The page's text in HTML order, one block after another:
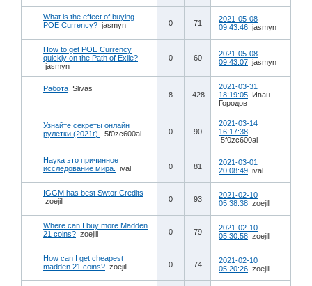
What is the effect of buying
POE Currency? jasmyn 0 71
2021-05-08
09:43:46 jasmyn
How to get POE Currency
quickly on the Path of Exile?
jasmyn
0 60
2021-05-08
09:43:07 jasmyn
Работа Slivas
8 428
2021-03-31
18:19:05 Иван
Городов
Узнайте секреты онлайн
рулетки (2021г).
5f0zc600al 0 90
2021-03-14
16:17:38
5f0zc600al
Наука это причинное
исследование мира.
ival 0 81
2021-03-01
20:08:49 ival
IGGM has best Swtor Credits
zoejill
0 93
2021-02-10
05:38:38 zoejill
Where can I buy more Madden
21 coins? zoejill 0 79
2021-02-10
05:30:58 zoejill
How can I get cheapest
madden 21 coins? zoejill 0 74
2021-02-10
05:20:26 zoejill